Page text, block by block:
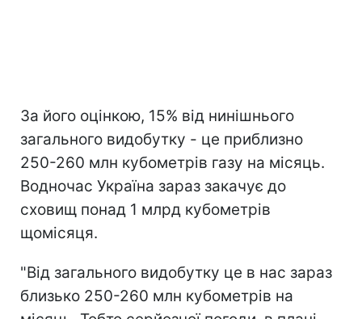
За його оцінкою, 15% від нинішнього
загального видобутку - це приблизно
250-260 млн кубометрів газу на місяць.
Водночас Україна зараз закачує до
сховищ понад 1 млрд кубометрів
щомісяця.
"Від загального видобутку це в нас зараз
близько 250-260 млн кубометрів на